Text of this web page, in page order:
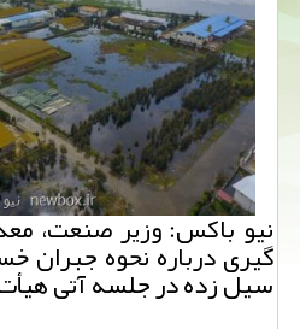
نیو باكس: وزیر صنعت،
گیری درباره نحوه جبران
سیل زده در جلسه آتی